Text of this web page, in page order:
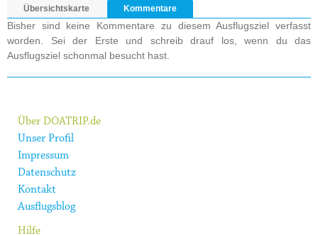
Übersichtskarte Kommentare
Bisher sind keine Kommentare zu diesem Ausflugsziel verfasst
worden. Sei der Erste und schreib drauf los, wenn du das
Ausflugsziel schonmal besucht hast.
Über DOATRIP.de
Unser Profil
Impressum
Datenschutz
Kontakt
Ausflugsblog
Hilfe